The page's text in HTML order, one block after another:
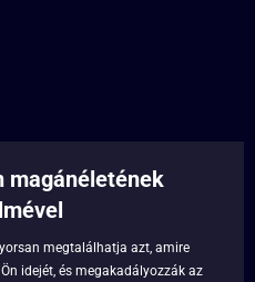
magánéletének
megtalálhatja azt, amire
idejét, és megakadályozzák az